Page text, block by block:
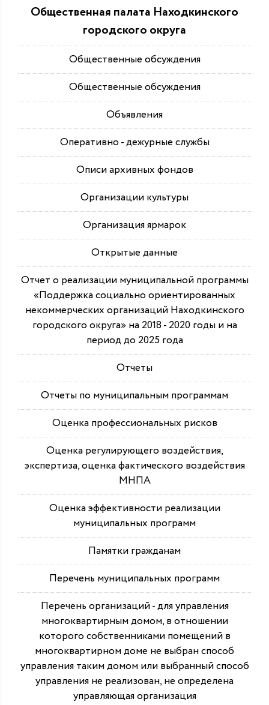
Общественная палата Находкинского
городского округа
Общественные обсуждения
Общественные обсуждения
Объявления
Оперативно - дежурные службы
Описи архивных фондов
Организации культуры
Организация ярмарок
Открытые данные
Отчет о реализации муниципальной программы
«Поддержка социально ориентированных
некоммерческих организаций Находкинского
городского округа» на 2018 - 2020 годы и на
период до 2025 года
Отчеты
Отчеты по муниципальным программам
Оценка профессиональных рисков
Оценка регулирующего воздействия,
экспертиза, оценка фактического воздействия
МНПА
Оценка эффективности реализации
муниципальных программ
Памятки гражданам
Перечень муниципальных программ
Перечень организаций - для управления
многоквартирным домом, в отношении
которого собственниками помещений в
многоквартирном доме не выбран способ
управления таким домом или выбранный способ
управления не реализован, не определена
управляющая организация